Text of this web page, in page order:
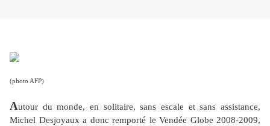
(photo AFP)
Autour du monde, en solitaire, sans escale et sans assistance,
Michel Desjoyaux a donc remporté le Vendée Globe 2008-2009,